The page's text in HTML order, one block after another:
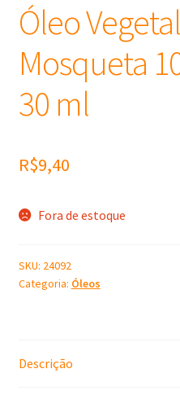
Óleo
Mosqueta
30 ml
R$9,40
Fora de estoque
SKU: 24092
Categoria: Óleos
Descrição